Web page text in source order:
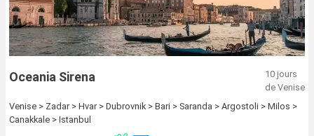
Oceania Sirena
10 jours
de Venise
Venise > Zadar > Hvar > Dubrovnik > Bari > Saranda > Argostoli > Milos >
Canakkale > Istanbul